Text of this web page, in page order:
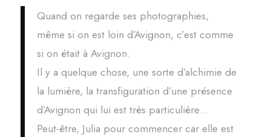
Quand on regarde ses photographies,
même si on est loin d’Avignon, c’est comme
si on était à Avignon.
Il y a quelque chose, une sorte d’alchimie de
la lumière, la transfiguration d’une présence
d’Avignon qui lui est très particulière…
Peut-être, Julia pour commencer car elle est